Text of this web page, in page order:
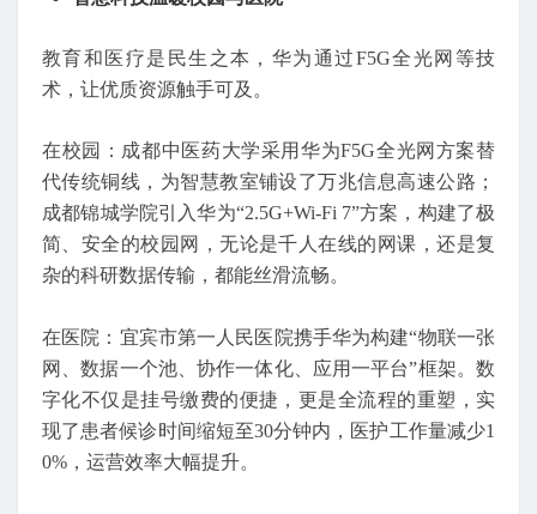
教育和医疗是民生之本，华为通过F5G全光网等技
术，让优质资源触手可及。
在校园：成都中医药大学采用华为F5G全光网方案替
代传统铜线，为智慧教室铺设了万兆信息高速公路；
成都锦城学院引入华为“2.5G+Wi-Fi 7”方案，构建了极
简、安全的校园网，无论是千人在线的网课，还是复
杂的科研数据传输，都能丝滑流畅。
在医院：宜宾市第一人民医院携手华为构建“物联一张
网、数据一个池、协作一体化、应用一平台”框架。数
字化不仅是挂号缴费的便捷，更是全流程的重塑，实
现了患者候诊时间缩短至30分钟内，医护工作量减少1
0%，运营效率大幅提升。